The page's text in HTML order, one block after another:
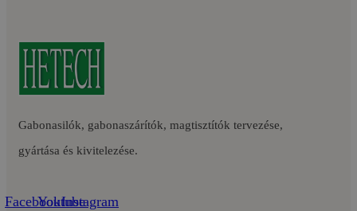
Gabonasilók, gabonaszárítók, magtisztítók tervezése,
gyártása és kivitelezése.
FacebookYoutubeInstagram